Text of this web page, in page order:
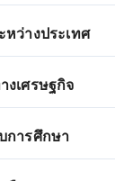
หว่างประเทศ
งเศรษฐกิจ
การศึกษา